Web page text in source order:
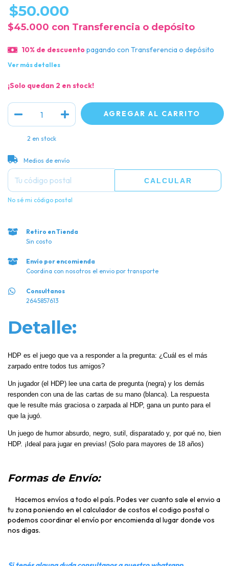
$50.000
$45.000 con Transferencia o depósito
10% de descuentopagando con Transferencia o depósito
Ver más detalles
¡Solo quedan 2 en stock!
2 en stock
Entregas para el CP:
Medios de envío
CALCULAR
No sé mi código postal
Retiro en Tienda
Sin costo
Envío por encomienda
Coordina con nosotros el envio por transporte
Consultanos
2645857613
Detalle:
HDP es el juego que va a responder a la pregunta: ¿Cuál es el más
zarpado entre todos tus amigos?
Un jugador (el HDP) lee una carta de pregunta (negra) y los demás
responden con una de las cartas de su mano (blanca). La respuesta
que le resulte más graciosa o zarpada al HDP, gana un punto para el
que la jugó.
Un juego de humor absurdo, negro, sutil, disparatado y, por qué no, bien
HDP. ¡Ideal para jugar en previas! (Solo para mayores de 18 años)
Formas de Envío:
Hacemos envíos a todo el país. Podes ver cuanto sale el envio a
tu zona poniendo en el calculador de costos el codigo postal o
podemos coordinar el envío por encomienda al lugar donde vos
nos digas.